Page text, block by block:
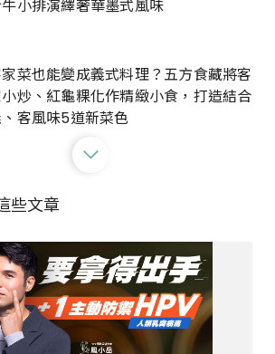
小排演繹奢華墨式風味
菜也能變成義式料理？五方食藏將客
炒、紅龜粿化作精緻小食，打造結合
客風味5道新菜色
名老店，麻辣臭豆腐、料多麵線羹，
寺 忠青商行｜不用特地下台南，台北
得到美味蝦仁飯，文青飯館銅板價美
！
些文章